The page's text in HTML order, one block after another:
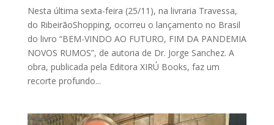
Nesta última sexta-feira (25/11), na livraria Travessa,
do RibeirãoShopping, ocorreu o lançamento no Brasil
do livro “BEM-VINDO AO FUTURO, FIM DA PANDEMIA
NOVOS RUMOS”, de autoria de Dr. Jorge Sanchez. A
obra, publicada pela Editora XIRÚ Books, faz um
recorte profundo...